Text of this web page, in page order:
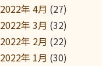
2022年 4月 (27)
2022年 3月 (32)
2022年 2月 (22)
2022年 1月 (30)